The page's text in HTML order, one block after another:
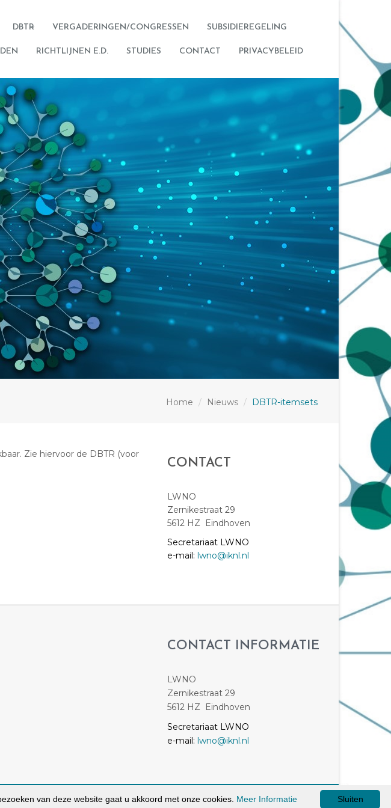
DBTR VERGADERINGEN/CONGRESSEN SUBSIDIEREGELING
RICHTLIJNEN E.D. STUDIES CONTACT PRIVACYBELEID
Home Nieuws DBTR-itemsets
Zie hiervoor de DBTR (voor
CONTACT
LWNO
Zernikestraat 29
5612 HZ Eindhoven
Secretariaat LWNO
e-mail: lwno@iknl.nl
CONTACT INFORMATIE
LWNO
Zernikestraat 29
5612 HZ Eindhoven
Secretariaat LWNO
e-mail: lwno@iknl.nl
Website door: Sluiten
van deze website gaat u akkoord met onze cookies. Meer Informatie